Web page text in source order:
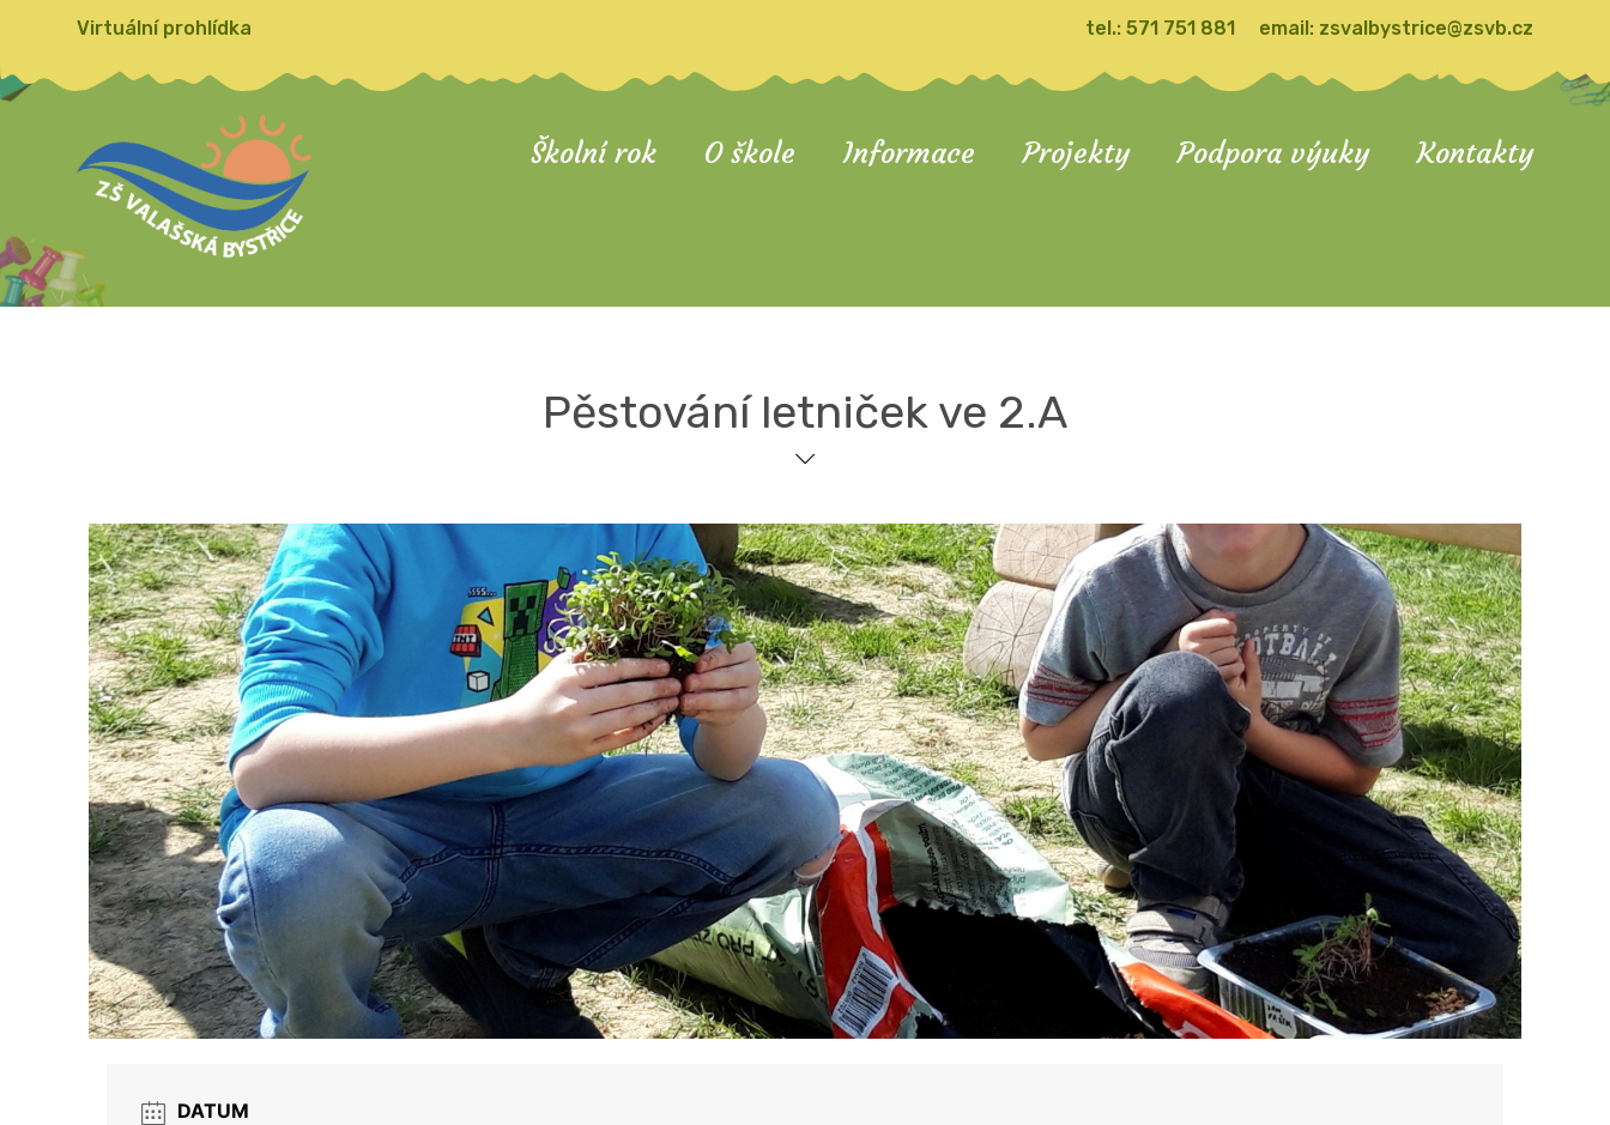
Virtuální prohlídka tel.: 571 751 881 email: zsvalbystrice@zsvb.cz
Školní rok O škole Informace Projekty Podpora výuky Kontakty
Pěstování letniček ve 2.A
DATUM